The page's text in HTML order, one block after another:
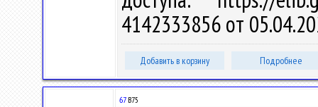
4142333856 от
Добавить в корзину Подробнее
67В75